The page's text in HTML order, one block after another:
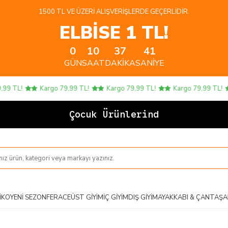
1500 TL VE ÜZERI ALIŞVERIŞLERDE GEÇERLIDIR.
ELBİSE 1 TL!
0
GÜN
10
SAAT
37
DAKIKA
40
SANIYE
Kargo 79,99 TL! Kargo 79,99 TL! Kargo 79,99 TL!
Çocuk Ürünlerinde 4 A
YENI SEZONFERACEÜST GIYIMİÇ GIYIMDIŞ GIYIMAYAKKABI & ÇANTA